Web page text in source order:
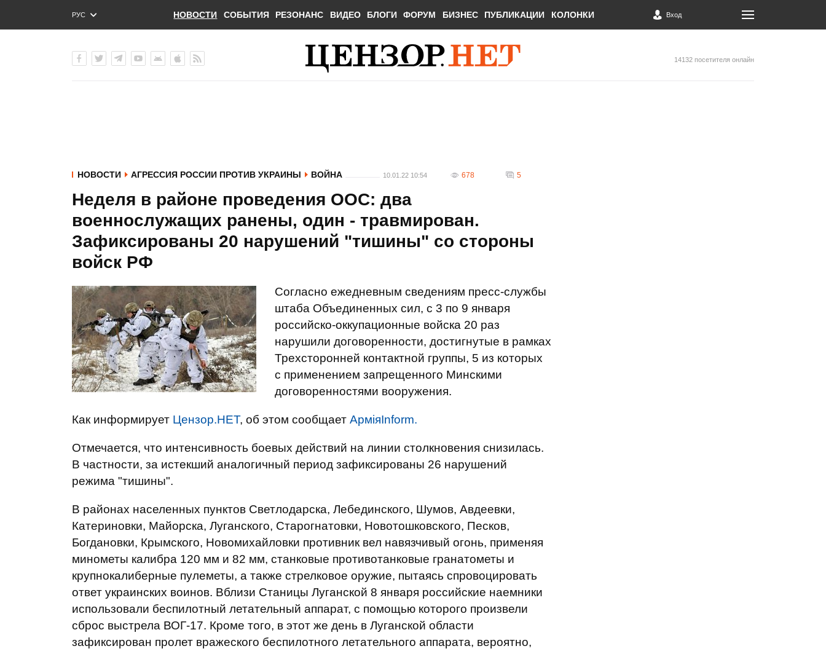
РУС
ENG
НОВОСТИ СОБЫТИЯ РЕЗОНАНС ВИДЕО БЛОГИ ФОРУМ БИЗНЕС ПУБЛИКАЦИИ КОЛОНКИ Вход
14132 посетителя онлайн
НОВОСТИ АГРЕССИЯ РОССИИ ПРОТИВ УКРАИНЫ ВОЙНА 10.01.22 10:54 678 5
Неделя в районе проведения ООС: два
военнослужащих ранены, один - травмирован.
Зафиксированы 20 нарушений "тишины" со стороны
войск РФ
Согласно ежедневным сведениям пресс-службы
штаба Объединенных сил, с 3 по 9 января
российско-оккупационные войска 20 раз
нарушили договоренности, достигнутые в рамках
Трехсторонней контактной группы, 5 из которых
с применением запрещенного Минскими
договоренностями вооружения.
Как информирует Цензор.НЕТ, об этом сообщает АрміяInform.
Отмечается, что интенсивность боевых действий на линии столкновения снизилась.
В частности, за истекший аналогичный период зафиксированы 26 нарушений
режима "тишины".
В районах населенных пунктов Светлодарска, Лебединского, Шумов, Авдеевки,
Катериновки, Майорска, Луганского, Старогнатовки, Новотошковского, Песков,
Богдановки, Крымского, Новомихайловки противник вел навязчивый огонь, применяя
минометы калибра 120 мм и 82 мм, станковые противотанковые гранатометы и
крупнокалиберные пулеметы, а также стрелковое оружие, пытаясь спровоцировать
ответ украинских воинов. Вблизи Станицы Луганской 8 января российские наемники
использовали беспилотный летательный аппарат, с помощью которого произвели
сброс выстрела ВОГ-17. Кроме того, в этот же день в Луганской области
зафиксирован пролет вражеского беспилотного летательного аппарата, вероятно,